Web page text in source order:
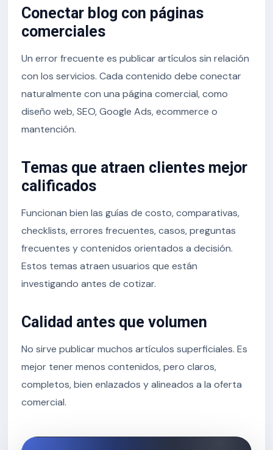
Conectar blog con páginas
comerciales
Un error frecuente es publicar artículos sin relación
con los servicios. Cada contenido debe conectar
naturalmente con una página comercial, como
diseño web, SEO, Google Ads, ecommerce o
mantención.
Temas que atraen clientes mejor
calificados
Funcionan bien las guías de costo, comparativas,
checklists, errores frecuentes, casos, preguntas
frecuentes y contenidos orientados a decisión.
Estos temas atraen usuarios que están
investigando antes de cotizar.
Calidad antes que volumen
No sirve publicar muchos artículos superficiales. Es
mejor tener menos contenidos, pero claros,
completos, bien enlazados y alineados a la oferta
comercial.